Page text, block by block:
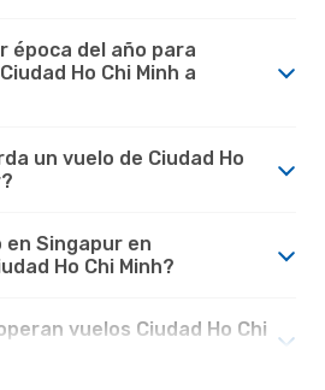
época del año para
Ho Chi Minh a
un vuelo de Ciudad Ho
en Singapur en
Ho Chi Minh?
vuelos Ciudad Ho Chi